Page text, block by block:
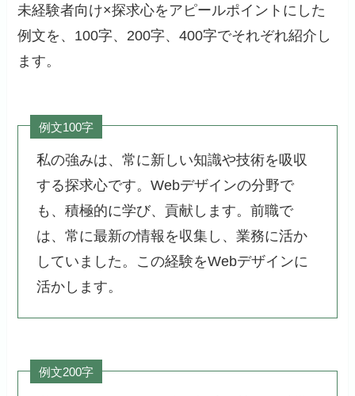
未経験者向け×探求心をアピールポイントにした
例文を、100字、200字、400字でそれぞれ紹介し
ます。
例文100字
私の強みは、常に新しい知識や技術を吸収
する探求心です。Webデザインの分野で
も、積極的に学び、貢献します。前職で
は、常に最新の情報を収集し、業務に活か
していました。この経験をWebデザインに
活かします。
例文200字